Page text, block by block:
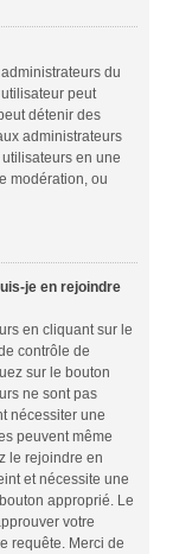
du
peut
détenir des
administrateurs
en une
modération, ou
je en rejoindre
en cliquant sur le
contrôle de
sur le bouton
ne sont pas
nécessiter une
peuvent même
le rejoindre en
et nécessite une
approprié. Le
votre
requête. Merci de